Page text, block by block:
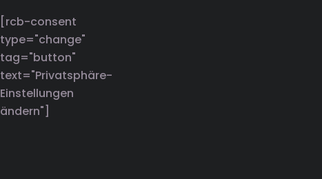
[rcb-consent
type="change"
tag="button"
text="Privatsphäre-
Einstellungen
ändern"]